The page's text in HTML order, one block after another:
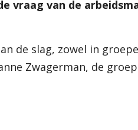
vraag van de
de slag, zowel in
Zwagerman, de